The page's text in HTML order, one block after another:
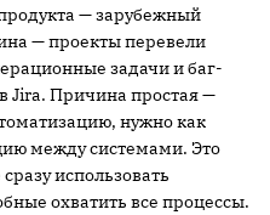
— зарубежный
— проекты перевели
задачи и баг-
Jira. Причина простая —
нужно как
между системами. Это
использовать
охватить все процессы.